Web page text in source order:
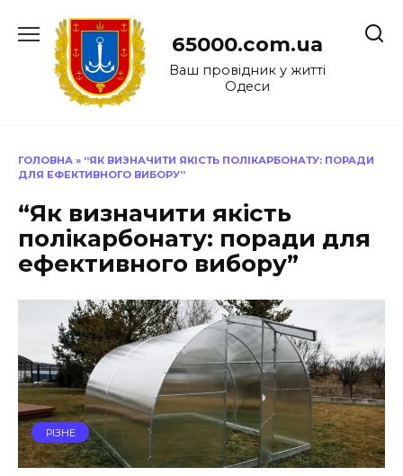
до
65000.com.ua
Ваш провідник у житті
Одеси
ГОЛОВНА » “ЯК ВИЗНАЧИТИ ЯКІСТЬ ПОЛІКАРБОНАТУ: ПОРАДИ
ДЛЯ ЕФЕКТИВНОГО ВИБОРУ”
“Як визначити якість
полікарбонату: поради для
ефективного вибору”
РІЗНЕ